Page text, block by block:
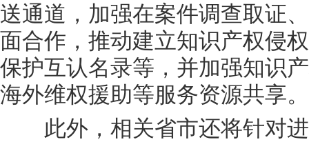
送通道，加强在案件调查取证
面合作，推动建立知识产权侵
保护互认名录等，并加强知识
海外维权援助等服务资源共享。
此外，相关省市还将针对进